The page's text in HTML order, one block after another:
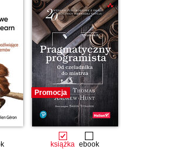
Promocja
książka ebook